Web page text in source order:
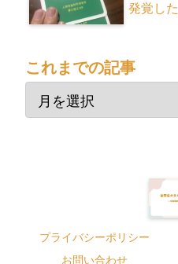
発覚した
これまでの記事
プライバシーポリシー
お問い合わせ